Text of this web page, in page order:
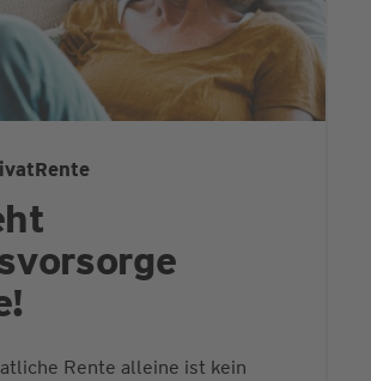
Rente alleine ist kein